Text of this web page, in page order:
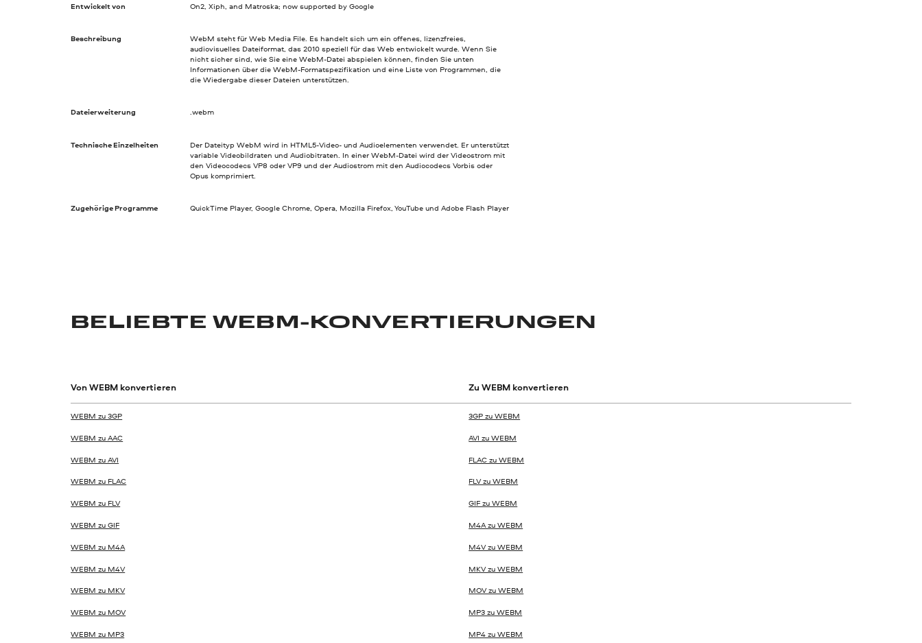
Entwickelt von On2, Xiph, and Matroska; now supported by Google
Beschreibung
WebM steht für Web Media File. Es handelt sich um ein offenes, lizenzfreies,
audiovisuelles Dateiformat, das 2010 speziell für das Web entwickelt wurde. Wenn Sie
nicht sicher sind, wie Sie eine WebM-Datei abspielen können, finden Sie unten
Informationen über die WebM-Formatspezifikation und eine Liste von Programmen, die
die Wiedergabe dieser Dateien unterstützen.
Dateierweiterung .webm
Technische Einzelheiten
Der Dateityp WebM wird in HTML5-Video- und Audioelementen verwendet. Er unterstützt
variable Videobildraten und Audiobitraten. In einer WebM-Datei wird der Videostrom mit
den Videocodecs VP8 oder VP9 und der Audiostrom mit den Audiocodecs Vorbis oder
Opus komprimiert.
Zugehörige Programme QuickTime Player, Google Chrome, Opera, Mozilla Firefox, YouTube und Adobe Flash Player
BELIEBTE WEBM-KONVERTIERUNGEN
Von WEBM konvertieren Zu WEBM konvertieren
WEBM zu 3GP
WEBM zu AAC
WEBM zu AVI
WEBM zu FLAC
WEBM zu FLV
WEBM zu GIF
WEBM zu M4A
WEBM zu M4V
WEBM zu MKV
WEBM zu MOV
WEBM zu MP3
3GP zu WEBM
AVI zu WEBM
FLAC zu WEBM
FLV zu WEBM
GIF zu WEBM
M4A zu WEBM
M4V zu WEBM
MKV zu WEBM
MOV zu WEBM
MP3 zu WEBM
MP4 zu WEBM